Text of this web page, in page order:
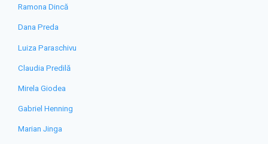
Ramona Dincă
Dana Preda
Luiza Paraschivu
Claudia Predilă
Mirela Giodea
Gabriel Henning
Marian Jinga